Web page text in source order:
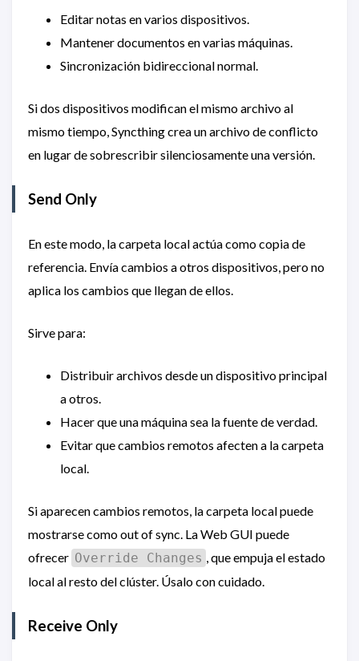
Editar notas en varios dispositivos.
Mantener documentos en varias máquinas.
Sincronización bidireccional normal.
Si dos dispositivos modifican el mismo archivo al
mismo tiempo, Syncthing crea un archivo de conflicto
en lugar de sobrescribir silenciosamente una versión.
Send Only
En este modo, la carpeta local actúa como copia de
referencia. Envía cambios a otros dispositivos, pero no
aplica los cambios que llegan de ellos.
Sirve para:
Distribuir archivos desde un dispositivo principal
a otros.
Hacer que una máquina sea la fuente de verdad.
Evitar que cambios remotos afecten a la carpeta
local.
Si aparecen cambios remotos, la carpeta local puede
mostrarse como out of sync. La Web GUI puede
ofrecer Override Changes , que empuja el estado
local al resto del clúster. Úsalo con cuidado.
Receive Only